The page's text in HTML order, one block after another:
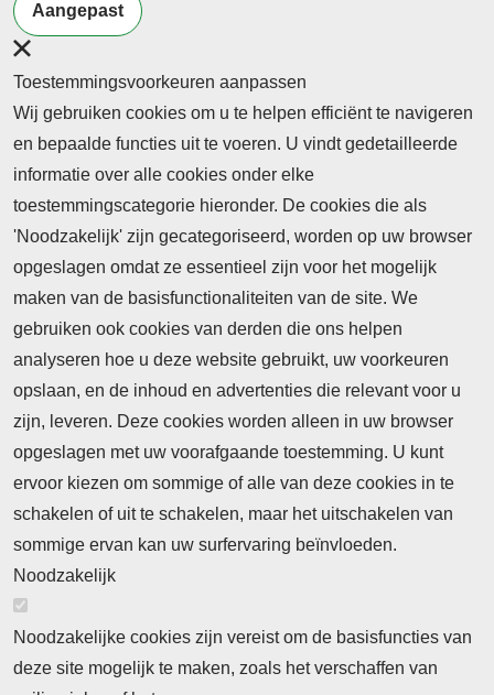
Aangepast
Toestemmingsvoorkeuren aanpassen
Wij gebruiken cookies om u te helpen efficiënt te navigeren
en bepaalde functies uit te voeren. U vindt gedetailleerde
informatie over alle cookies onder elke
toestemmingscategorie hieronder. De cookies die als
'Noodzakelijk' zijn gecategoriseerd, worden op uw browser
opgeslagen omdat ze essentieel zijn voor het mogelijk
maken van de basisfunctionaliteiten van de site. We
gebruiken ook cookies van derden die ons helpen
analyseren hoe u deze website gebruikt, uw voorkeuren
opslaan, en de inhoud en advertenties die relevant voor u
zijn, leveren. Deze cookies worden alleen in uw browser
opgeslagen met uw voorafgaande toestemming. U kunt
ervoor kiezen om sommige of alle van deze cookies in te
schakelen of uit te schakelen, maar het uitschakelen van
sommige ervan kan uw surfervaring beïnvloeden.
Noodzakelijk
Noodzakelijke cookies zijn vereist om de basisfuncties van
deze site mogelijk te maken, zoals het verschaffen van
Neem contact op
Cookieverklaring
Privacyverklaring
Abonnementinformatie Inlogprocedure
Nieuws
Laatste nieuws Columns
Thema's
Meld u aan voor onze nieuwsbrief
Ontvang 2 keer per maand de nieuwsbrief met
persberichten, actualiteiten, nieuws en personalia uit het
beroepsonderwijs.
©2026 Profiel Actueel
Designed & Powered byVWA digital agency